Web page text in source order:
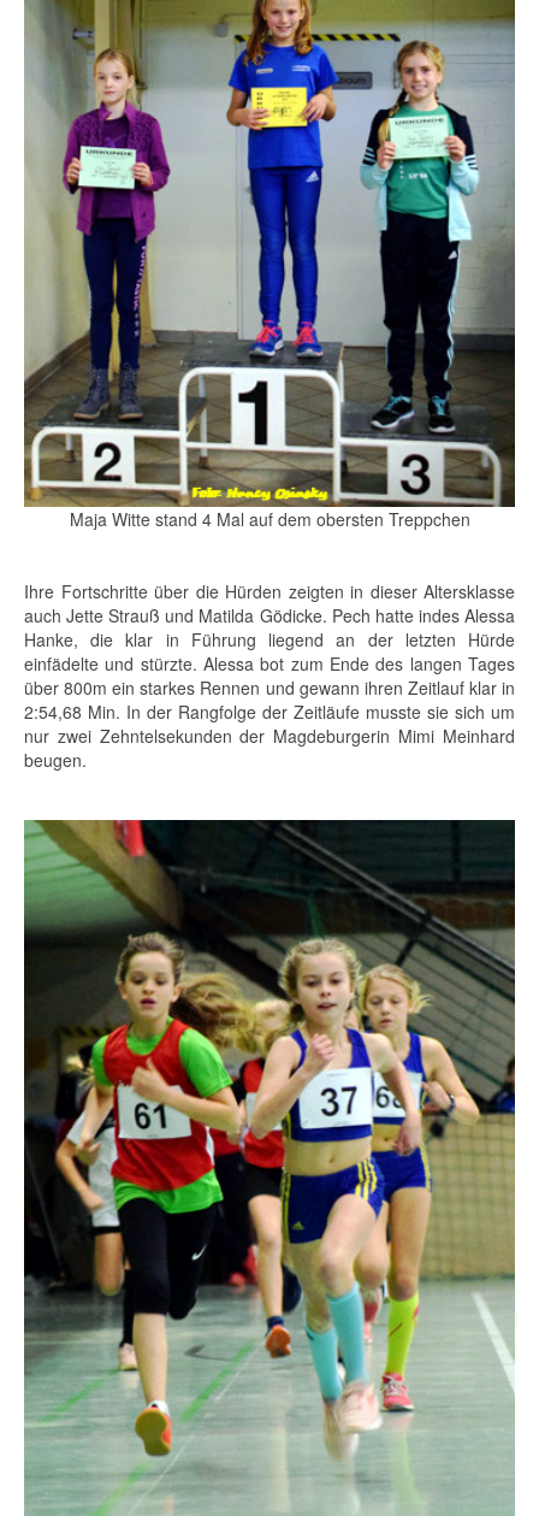
Maja Witte stand 4 Mal auf dem obersten Treppchen
Ihre Fortschritte über die Hürden zeigten in dieser Altersklasse
auch Jette Strauß und Matilda Gödicke. Pech hatte indes Alessa
Hanke, die klar in Führung liegend an der letzten Hürde
einfädelte und stürzte. Alessa bot zum Ende des langen Tages
über 800m ein starkes Rennen und gewann ihren Zeitlauf klar in
2:54,68 Min. In der Rangfolge der Zeitläufe musste sie sich um
nur zwei Zehntelsekunden der Magdeburgerin Mimi Meinhard
beugen.